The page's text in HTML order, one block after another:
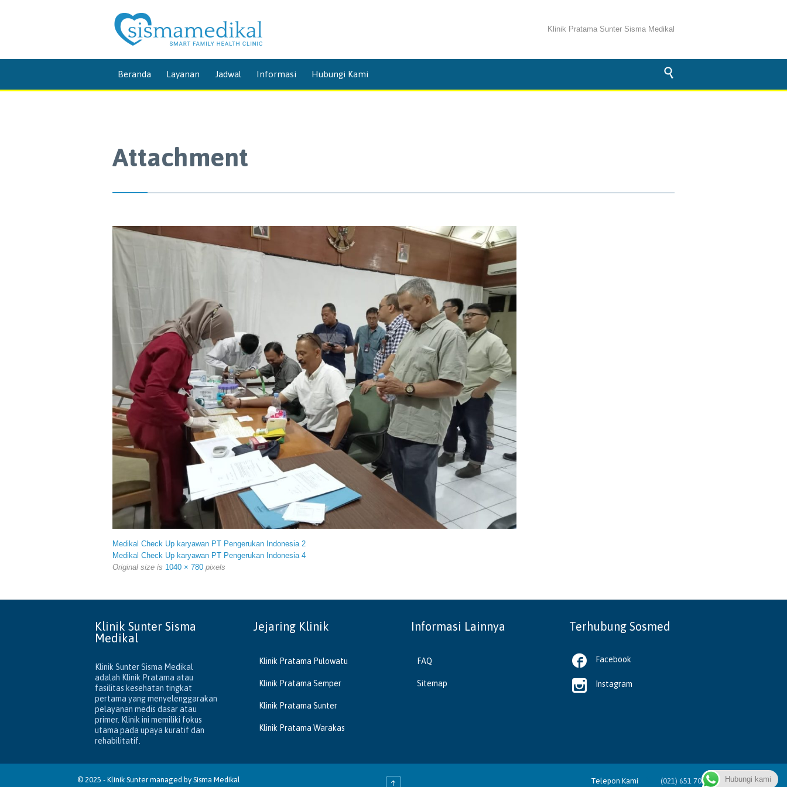
Klinik Pratama Sunter Sisma Medikal
content
Beranda Layanan Jadwal Informasi Hubungi Kami 
Attachment
Medikal Check Up karyawan PT Pengerukan Indonesia 2
Medikal Check Up karyawan PT Pengerukan Indonesia 4
Original size is 1040 × 780 pixels
Klinik Sunter Sisma
Medikal
Klinik Sunter Sisma Medikal
adalah Klinik Pratama atau
fasilitas kesehatan tingkat
pertama yang menyelenggarakan
pelayanan medis dasar atau
primer. Klinik ini memiliki fokus
utama pada upaya kuratif dan
rehabilitatif.
Jejaring Klinik
Klinik Pratama Pulowatu
Klinik Pratama Semper
Klinik Pratama Sunter
Klinik Pratama Warakas
Informasi Lainnya
FAQ
Sitemap
Terhubung Sosmed
 Facebook
 Instagram
© 2025 - Klinik Suntermanaged by Sisma Medikal ↑ Telepon Kami (021) 651 7056 Hubungi kami